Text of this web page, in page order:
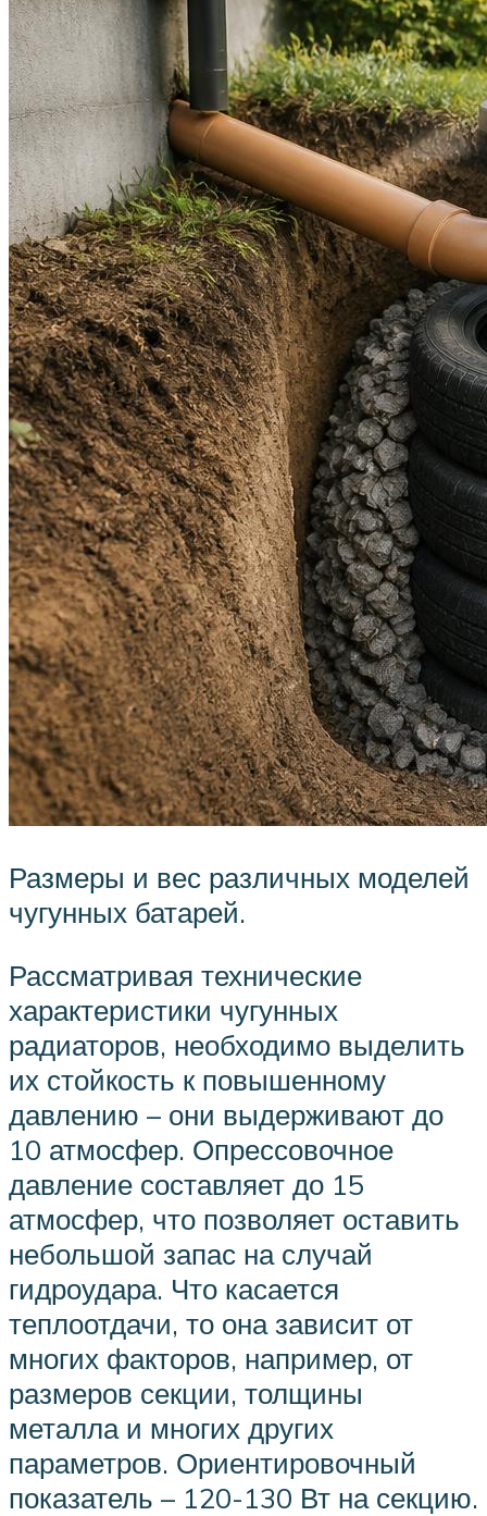
Размеры и вес различных моделей
чугунных батарей.
Рассматривая технические
характеристики чугунных
радиаторов, необходимо выделить
их стойкость к повышенному
давлению – они выдерживают до
10 атмосфер. Опрессовочное
давление составляет до 15
атмосфер, что позволяет оставить
небольшой запас на случай
гидроудара. Что касается
теплоотдачи, то она зависит от
многих факторов, например, от
размеров секции, толщины
металла и многих других
параметров. Ориентировочный
показатель – 120-130 Вт на секцию.